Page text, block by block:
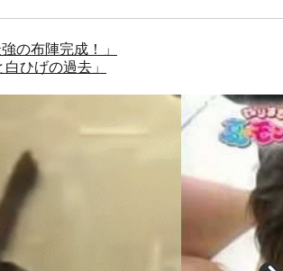
の布陣完成！」
ひげの過去」